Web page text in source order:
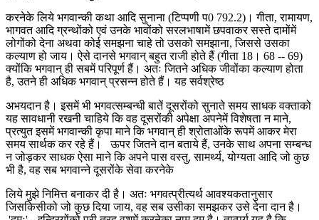
करनेके लिये भगवान्की कथा आदि सुनाना (टिप्पणी प0 792.2)। गीता, रामायण,
भागवत आदि ग्रन्थोंको एवं उनके भावोंको सरलभाषामें छपवाकर सस्ते दामोंमें
लोगोंको देना अथवा कोई समझना चाहे तो उसको समझाना, जिससे उसका
कल्याण हो जाय। ऐसे दानसे भगवान् बहुत राजी होते हैं (गीता 18। 68 -- 69)
क्योंकि भगवान् ही सबमें परिपूर्ण हैं। अतः जितने अधिक जीवोंका कल्याण होता
है, उतने ही अधिक भगवान् प्रसन्न होते हैं। यह सर्वश्रेष्ठ
अभयदान है। इसमें भी भगवत्सम्बन्धी बातें दूसरोंको सुनाते समय साधक वक्ताको
यह सावधानी रखनी चाहिये कि वह दूसरोंकी अपेक्षा अपनेमें विशेषता न माने,
प्रत्युत इसमें भगवान्की कृपा माने कि भगवान् ही श्रोताओंके रूपमें आकर मेरा
समय सार्थक कर रहे हैं। ऊपर जितने दान बताये हैं, उनके साथ अपना सम्बन्ध
न जोड़कर साधक ऐसा माने कि अपने पास वस्तु, सामर्थ्य, योग्यता आदि जो कुछ
भी है, वह सब भगवान्ने दूसरोंके सेवा करनेके
लिये मुझे निमित्त बनाकर दी है। अतः भगवत्प्रीत्यर्थ आवश्यकतानुसार
जिसकिसीको जो कुछ दिया जाय, वह सब उसीका समझकर उसे देना दान है।